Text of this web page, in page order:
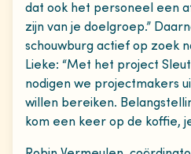
dat ook het personeel een
zijn van je doelgroep.”
schouwburg actief op zoek
Lieke: “Met het project
nodigen we projectmakers
willen bereiken.
kom een keer op de koffie,